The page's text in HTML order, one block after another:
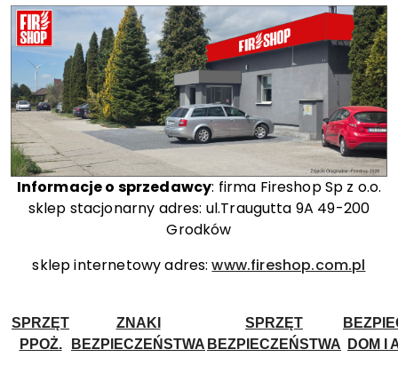
Informacje o sprzedawcy: firma Fireshop Sp z o.o.
sklep stacjonarny adres: ul.Traugutta 9A 49-200
Grodków
sklep internetowy adres:www.fireshop.com.pl
SPRZĘT
PPOŻ.
ZNAKI
BEZPIECZEŃSTWA
SPRZĘT
BEZPIECZEŃSTWA
DOM I